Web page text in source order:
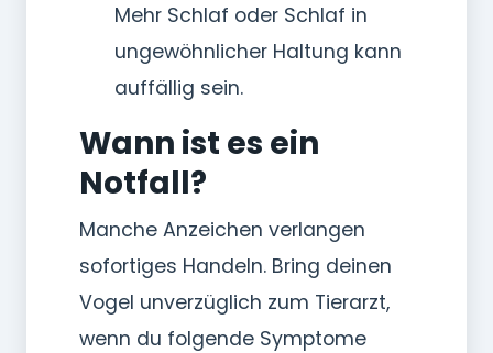
Mehr Schlaf oder Schlaf in
ungewöhnlicher Haltung kann
auffällig sein.
Wann ist es ein
Notfall?
Manche Anzeichen verlangen
sofortiges Handeln. Bring deinen
Vogel unverzüglich zum Tierarzt,
wenn du folgende Symptome